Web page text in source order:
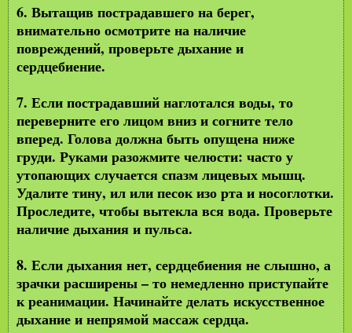
6. Вытащив пострадавшего на берег,
внимательно осмотрите на наличие
повреждений, проверьте дыхание и
сердцебиение.
7. Если пострадавший наглотался воды, то
переверните его лицом вниз и согните тело
вперед. Голова должна быть опущена ниже
груди. Руками разожмите челюсти: часто у
утопающих случается спазм лицевых мышц.
Удалите тину, ил или песок изо рта и носоглотки.
Проследите, чтобы вытекла вся вода. Проверьте
наличие дыхания и пульса.
8. Если дыхания нет, сердцебиения не слышно, а
зрачки расширены – то немедленно приступайте
к реанимации. Начинайте делать искусственное
дыхание и непрямой массаж сердца.